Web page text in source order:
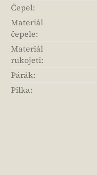
Čepel:
Materiál
čepele:
Materiál
rukojeti:
Párák:
Pilka: